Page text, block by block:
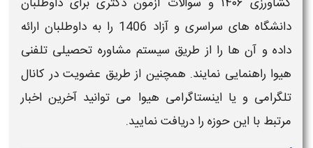
دانشگاه های سراسری و آزاد 1406
را به داوطلبان ارائه
داده و آن ها را از طریق سیستم مشاوره تحصیلی تلفنی
هیوا راهنمایی نمایند. همچنین از طریق عضویت در کانال
تلگرامی و یا اینستاگرامی هیوا می توانید آخرین اخبار
مرتبط با این حوزه را دریافت نمایید.